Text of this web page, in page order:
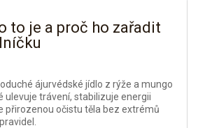
to je a proč ho zařadit
ájurvédské jídlo z rýže a mungo
ulevuje trávení, stabilizuje energii
přirozenou očistu těla bez extrémů